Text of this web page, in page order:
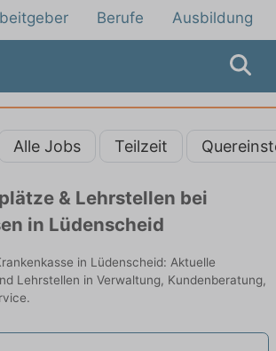
Berufe Ausbildung
Alle Jobs Teilzeit
& Lehrstellen bei
in Lüdenscheid
in Lüdenscheid: Aktuelle
Lehrstellen in Verwaltung, Kundenberatung,